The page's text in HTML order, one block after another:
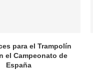
para el Trampolín
el Campeonato de
España